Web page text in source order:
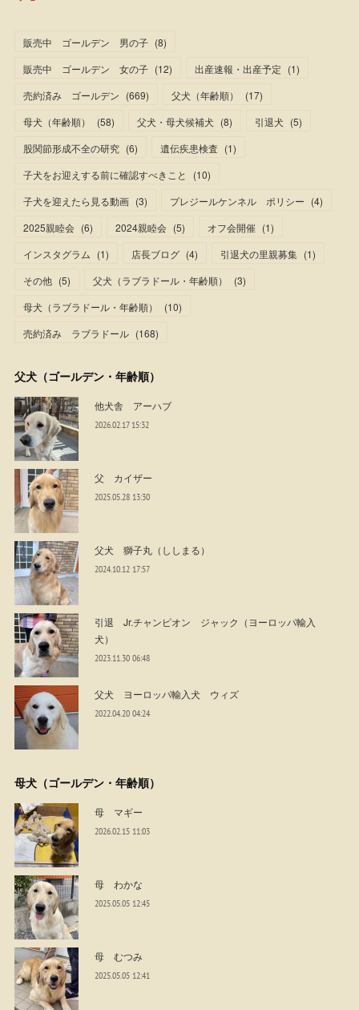
販売中 ゴールデン 男の子 (8)
販売中 ゴールデン 女の子 (12) 出産速報・出産予定 (1)
売約済み ゴールデン (669) 父犬（年齢順） (17)
母犬（年齢順）
(58) 父犬・母犬候補犬 (8) 引退犬 (5)
股関節形成不全の研究 (6) 遺伝疾患検査 (1)
子犬をお迎えする前に確認すべきこと
(10)
子犬を迎えたら見る動画 (3) プレジールケンネル ポリシー (4)
2025親睦会 (6) 2024親睦会 (5) オフ会開催 (1)
インスタグラム (1) 店長ブログ (4) 引退犬の里親募集 (1)
その他 (5) 父犬（ラブラドール・年齢順） (3)
母犬（ラブラドール・年齢順）
(10)
売約済み ラブラドール (168)
父犬（ゴールデン・年齢順）
他犬舎 アーハブ
2026.02.17 15:32
父 カイザー
2025.05.28 13:30
父犬 獅子丸（ししまる）
2024.10.12 17:57
引退 Jr.チャンピオン ジャック（ヨーロッパ輸入
犬）
2023.11.30 06:48
父犬 ヨーロッパ輸入犬 ウィズ
2022.04.20 04:24
母犬（ゴールデン・年齢順）
母 マギー
2026.02.15 11:03
母 わかな
2025.05.05 12:45
母 むつみ
2025.05.05 12:41